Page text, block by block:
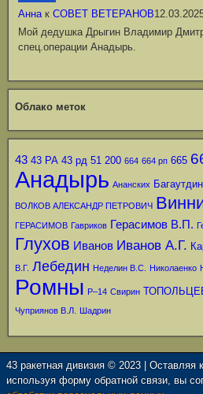
Аннак СОВЕТ ВЕТЕРАНОВ
Мой дедушка Дрыгин Владимир
спец.операции Анадырь.
Облако меток
43 43 РА 43 рд 51 200 664 664 рп 665
Анадырь Ананских
ВОЛКОВ АЛЕКСАНДР ПЕТРОВИЧ
ГЕРАСИМОВ Гавриков Герасимов В.П.
Глухов Иванов Иванов А.Г.
В.Г. Лебедин Неделин В.С. Николаенко
Ромны Р–14 Свирин
Чуприянов В.Л. Шадрин
43 ракетная дивизия © 2023 | Оставляя
используя форму обратной связи, вы